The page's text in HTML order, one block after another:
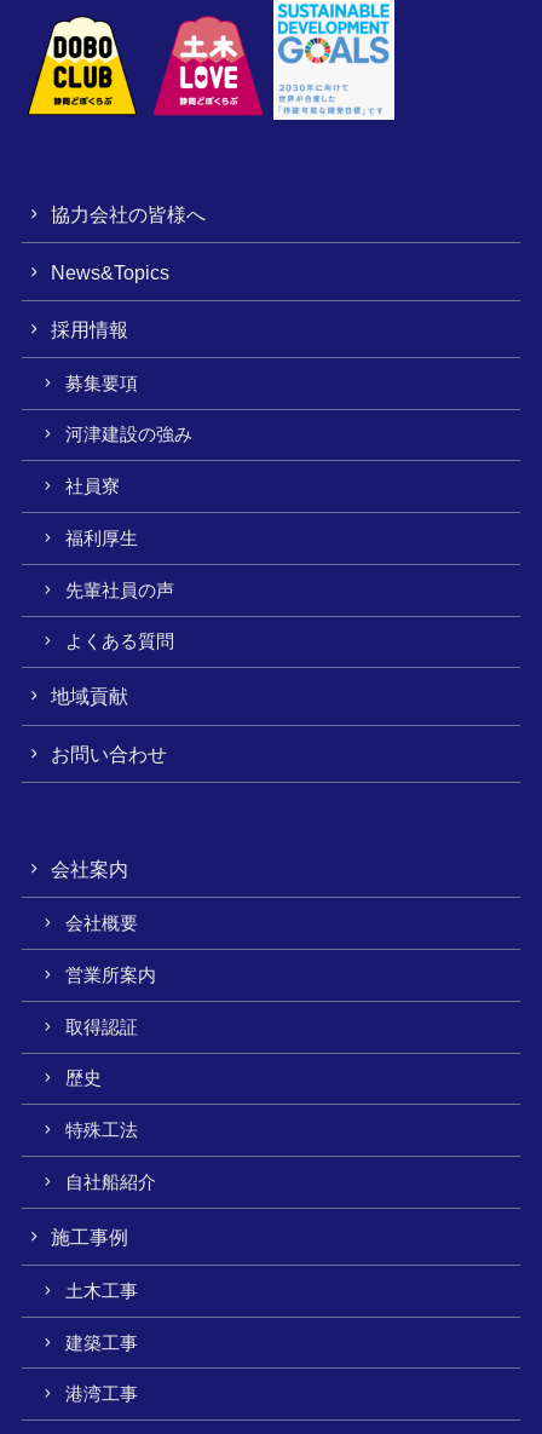
協力会社の皆様へ
News&Topics
採用情報
募集要項
河津建設の強み
社員寮
福利厚生
先輩社員の声
よくある質問
地域貢献
お問い合わせ
会社案内
会社概要
営業所案内
取得認証
歴史
特殊工法
自社船紹介
施工事例
土木工事
建築工事
港湾工事